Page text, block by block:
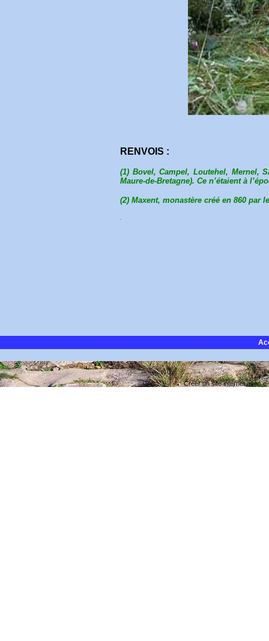
RENVOIS :
(1) Bovel, Campel, Loutehel, Mernel,
Maure-de-Bretagne). Ce n’étaient à
(2) Maxent, monastère créé en 860 par
Créer un site internet avec